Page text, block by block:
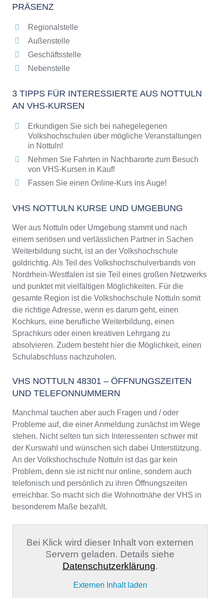
PRÄSENZ
Regionalstelle
Außenstelle
Geschäftsstelle
Nebenstelle
3 TIPPS FÜR INTERESSIERTE AUS NOTTULN
AN VHS-KURSEN
Erkundigen Sie sich bei nahegelegenen
Volkshochschulen über mögliche Veranstaltungen
in Nottuln!
Nehmen Sie Fahrten in Nachbarorte zum Besuch
von VHS-Kursen in Kauf!
Fassen Sie einen Online-Kurs ins Auge!
VHS NOTTULN KURSE UND UMGEBUNG
Wer aus Nottuln oder Umgebung stammt und nach
einem seriösen und verlässlichen Partner in Sachen
Weiterbildung sucht, ist an der Volkshochschule
goldrichtig. Als Teil des Volkshochschulverbands von
Nordrhein-Westfalen ist sie Teil eines großen Netzwerks
und punktet mit vielfältigen Möglichkeiten. Für die
gesamte Region ist die Volkshochschule Nottuln somit
die richtige Adresse, wenn es darum geht, einen
Kochkurs, eine berufliche Weiterbildung, einen
Sprachkurs oder einen kreativen Lehrgang zu
absolvieren. Zudem besteht hier die Möglichkeit, einen
Schulabschluss nachzuholen.
VHS NOTTULN 48301 – ÖFFNUNGSZEITEN
UND TELEFONNUMMERN
Manchmal tauchen aber auch Fragen und / oder
Probleme auf, die einer Anmeldung zunächst im Wege
stehen. Nicht selten tun sich Interessenten schwer mit
der Kurswahl und wünschen sich dabei Unterstützung.
An der Volkshochschule Nottuln ist das gar kein
Problem, denn sie ist nicht nur online, sondern auch
telefonisch und persönlich zu ihren Öffnungszeiten
erreichbar. So macht sich die Wohnortnähe der VHS in
besonderem Maße bezahlt.
Bei Klick wird dieser Inhalt von externen
Servern geladen. Details siehe
Datenschutzerklärung.
Externen Inhalt laden